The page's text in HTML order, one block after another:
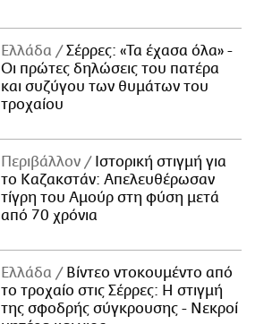
Ελλάδα
Σέρρες: «Τα έχασα όλα» -
Οι πρώτες δηλώσεις του πατέρα
και συζύγου των θυμάτων του
τροχαίου
Περιβάλλον
Ιστορική στιγμή για
το Καζακστάν: Απελευθέρωσαν
τίγρη του Αμούρ στη φύση μετά
από 70 χρόνια
Ελλάδα
Βίντεο ντοκουμέντο από
το τροχαίο στις Σέρρες: Η στιγμή
της σφοδρής σύγκρουσης - Νεκροί